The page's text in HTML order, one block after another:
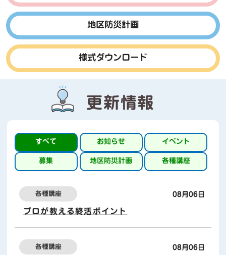
地区防災計画
様式ダウンロード
更新情報
すべて お知らせ イベント
募集 地区防災計画 各種講座
08月06日
各種講座
プロが教える終活ポイント
08月06日
各種講座